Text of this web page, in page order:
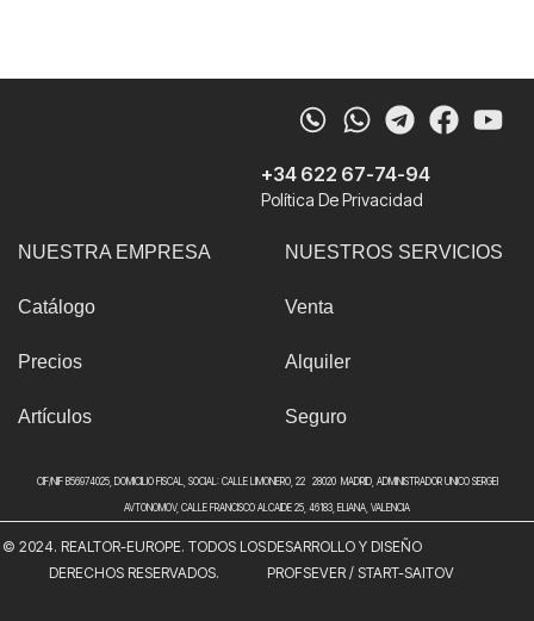
Whatsapp
Telegram
+34 622 67-74-94
Política De Privacidad
NUESTRA EMPRESA
Catálogo
Precios
Artículos
NUESTROS SERVICIOS
Venta
Alquiler
Seguro
CIF/NIF B56974025, DOMICILIO FISCAL, SOCIAL: CALLE LIMONERO, 22 28020 MADRID, ADMINISTRADOR UNICO SERGEI
AVTONOMOV, CALLE FRANCISCO ALCAIDE 25, 46183, ELIANA, VALENCIA
© 2024. REALTOR-EUROPE. TODOS LOS
DERECHOS RESERVADOS.
DESARROLLO Y DISEÑO
PROFSEVER / START-SAITOV